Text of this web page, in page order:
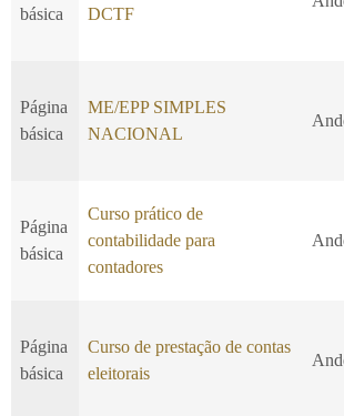
básica DCTF
Página
básica
ME/EPP SIMPLES
NACIONAL
Página
básica
Curso prático de
contabilidade para
contadores
Página
básica
Curso de prestação de contas
eleitorais